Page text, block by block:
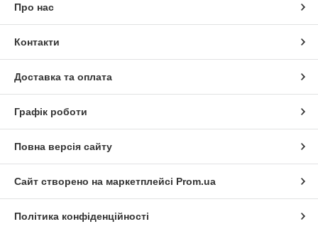
Про нас
Контакти
Доставка та оплата
Графік роботи
Повна версія сайту
Сайт створено на маркетплейсі Prom.ua
Політика конфіденційності